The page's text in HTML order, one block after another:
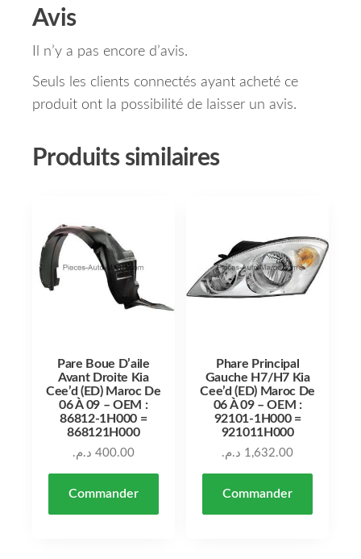
Avis
Il n’y a pas encore d’avis.
Seuls les clients connectés ayant acheté ce
produit ont la possibilité de laisser un avis.
Produits similaires
Pare Boue D’aile
Avant Droite Kia
Cee’d (ED) Maroc De
06 À 09 – OEM :
86812-1H000 =
868121H000
400.00 د.م.
Commander
Phare Principal
Gauche H7/H7 Kia
Cee’d (ED) Maroc De
06 À 09 – OEM :
92101-1H000 =
921011H000
1,632.00 د.م.
Commander